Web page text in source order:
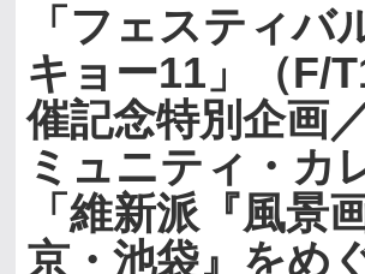
「フェスティバ
キョー11」（F/
催記念特別企画
ミュニティ・カ
「維新派『風景
京・池袋』をめ